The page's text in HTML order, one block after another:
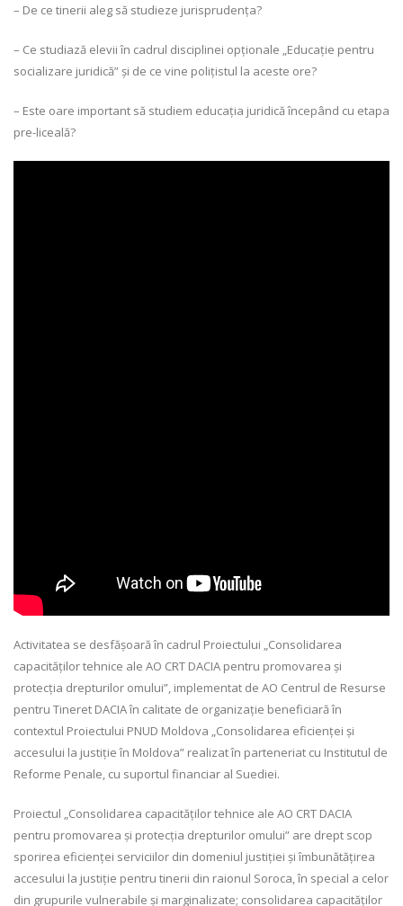
– De ce tinerii aleg să studieze jurisprudența?
– Ce studiază elevii în cadrul disciplinei opționale „Educație pentru
socializare juridică” și de ce vine polițistul la aceste ore?
– Este oare important să studiem educația juridică începând cu etapa
pre-liceală?
Activitatea se desfășoară în cadrul Proiectului „Consolidarea
capacităților tehnice ale AO CRT DACIA pentru promovarea și
protecția drepturilor omului”, implementat de AO Centrul de Resurse
pentru Tineret DACIA în calitate de organizație beneficiară în
contextul Proiectului PNUD Moldova „Consolidarea eficienței și
accesului la justiție în Moldova” realizat în parteneriat cu Institutul de
Reforme Penale, cu suportul financiar al Suediei.
Proiectul „Consolidarea capacităților tehnice ale AO CRT DACIA
pentru promovarea și protecția drepturilor omului” are drept scop
sporirea eficienței serviciilor din domeniul justiției și îmbunătățirea
accesului la justiție pentru tinerii din raionul Soroca, în special a celor
din grupurile vulnerabile și marginalizate; consolidarea capacităților